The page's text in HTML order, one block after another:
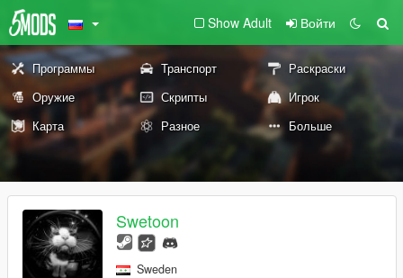
Show Adult Войти
Программы Транспорт
Раскраски
Оружие
Скрипты
Игрок
Карта
Разное Больше
Swetoon
Sweden